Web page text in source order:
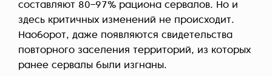
составляют 80–97% рациона сервалов. Но и
здесь критичных изменений не происходит.
Наоборот, даже появляются свидетельства
повторного заселения территорий, из которых
ранее сервалы были изгнаны.